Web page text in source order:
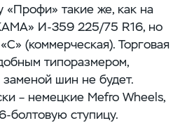
«Профи» такие же, как на
И-359 225/75 R16, но
(коммерческая). Торговая
типоразмером,
шин не будет.
– немецкие Mefro Wheels,
болтовую ступицу.